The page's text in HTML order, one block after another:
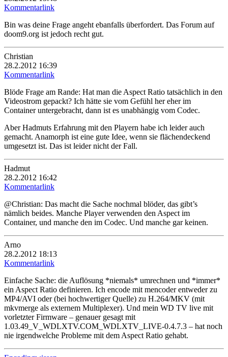
Kommentarlink
Bin was deine Frage angeht ebanfalls überfordert. Das Forum auf
doom9.org ist jedoch recht gut.
Christian
28.2.2012 16:39
Kommentarlink
Blöde Frage am Rande: Hat man die Aspect Ratio tatsächlich in den
Videostrom gepackt? Ich hätte sie vom Gefühl her eher im
Container untergebracht, dann ist es unabhängig vom Codec.
Aber Hadmuts Erfahrung mit den Playern habe ich leider auch
gemacht. Anamorph ist eine gute Idee, wenn sie flächendeckend
umgesetzt ist. Das ist leider nicht der Fall.
Hadmut
28.2.2012 16:42
Kommentarlink
@Christian: Das macht die Sache nochmal blöder, das gibt’s
nämlich beides. Manche Player verwenden den Aspect im
Container, und manche den im Codec. Und manche gar keinen.
Arno
28.2.2012 18:13
Kommentarlink
Einfache Sache: die Auflösung *niemals* umrechnen und *immer*
ein Aspect Ratio definieren. Ich encode mit mencoder entweder zu
MP4/AVI oder (bei hochwertiger Quelle) zu H.264/MKV (mit
mkvmerge als externem Multiplexer). Und mein WD TV live mit
vorletzter Firmware – genauer gesagt mit
1.03.49_V_WDLXTV.COM_WDLXTV_LIVE-0.4.7.3 – hat noch
nie irgendwelche Probleme mit dem Aspect Ratio gehabt.